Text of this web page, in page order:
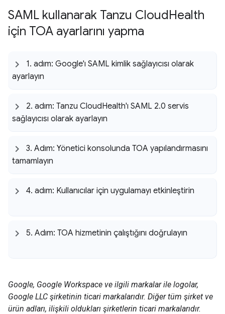
SAML kullanarak Tanzu CloudHealth
için TOA ayarlarını yapma
1. adım: Google'ı SAML kimlik sağlayıcısı olarak
ayarlayın
2. adım: Tanzu CloudHealth'ı SAML 2.0 servis
sağlayıcısı olarak ayarlayın
3. Adım: Yönetici konsolunda TOA yapılandırmasını
tamamlayın
4. adım: Kullanıcılar için uygulamayı etkinleştirin
5. Adım: TOA hizmetinin çalıştığını doğrulayın
Google, Google Workspace ve ilgili markalar ile logolar,
Google LLC şirketinin ticari markalarıdır. Diğer tüm şirket ve
ürün adları, ilişkili oldukları şirketlerin ticari markalarıdır.